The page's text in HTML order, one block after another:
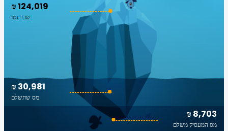
₪ 124,019
שכר נטו
₪ 8,703
מס המעסיק משלם
₪ 30,981
מס שתשלם